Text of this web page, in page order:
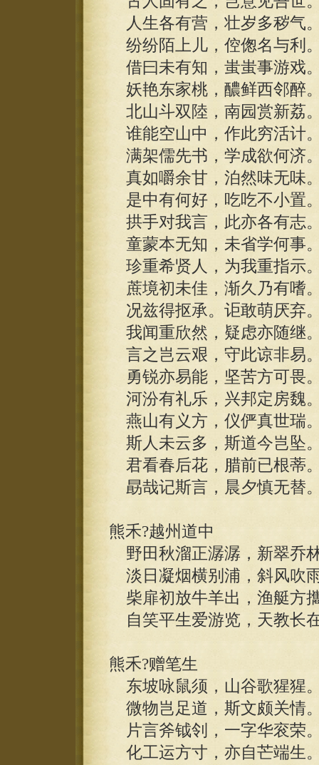
人生各有营，壮岁多秽气
纷纷陌上儿，倥偬名与利
借曰未有知，蚩蚩事游戏
妖艳东家桃，醲鲜西邻醉
北山斗双陸，南园赏新荔
谁能空山中，作此穷活计
满架儒先书，学成欲何济
真如嚼余甘，泊然味无味
是中有何好，吃吃不小置
拱手对我言，此亦各有志
童蒙本无知，未省学何事
珍重希贤人，为我重指示
蔗境初未佳，渐久乃有嗜
况兹得抠承。讵敢萌厌弃
我闻重欣然，疑虑亦随继
言之岂云艰，守此谅非易
勇锐亦易能，坚苦方可畏
河汾有礼乐，兴邦定房魏
燕山有义方，仪俨真世瑞
斯人未云多，斯道今岂坠
君看春后花，腊前已根蒂
勗哉记斯言，晨夕慎无替
熊禾?越州道中
野田秋溜正潺潺，新翠乔
淡日凝烟横别浦，斜风吹
柴扉初放牛羊出，渔艇方
自笑平生爱游览，天教长
熊禾?赠笔生
东坡咏鼠须，山谷歌猩猩
微物岂足道，斯文颇关情
片言斧钺刢，一字华衮荣
化工运方寸，亦自芒端生